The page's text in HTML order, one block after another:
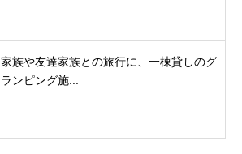
家族や友達家族との旅行に、一棟貸しのグ
ランピング施...